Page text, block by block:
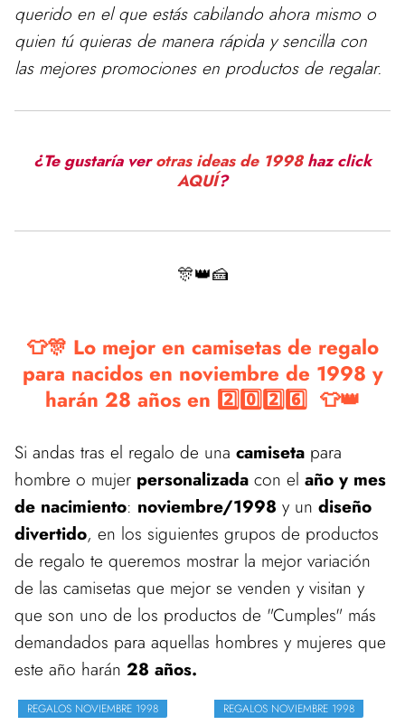
querido en el que estás cabilando ahora mismo o
quien tú quieras de manera rápida y sencilla con
las mejores promociones en productos de regalar.
¿Te gustaría verotras ideas de 1998haz click
AQUÍ?
🎊👑🍰
👕🎊 Lo mejor en camisetas de regalo
para nacidos en noviembre de 1998 y
harán 28 años en 2️⃣0️⃣2️⃣6️⃣ 👕👑
Si andas tras el regalo de una camiseta para
hombre o mujer personalizada con el año y mes
de nacimiento: noviembre/1998 y un diseño
divertido, en los siguientes grupos de productos
de regalo te queremos mostrar la mejor variación
de las camisetas que mejor se venden y visitan y
que son uno de los productos de "Cumples" más
demandados para aquellas hombres y mujeres que
este año harán 28 años.
REGALOS NOVIEMBRE 1998 REGALOS NOVIEMBRE 1998